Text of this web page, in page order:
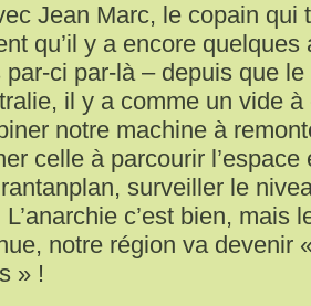
Jean Marc, le copain qui
qu’il y a encore quelques
par-ci par-là – depuis que
il y a comme un vide à
notre machine à
celle à parcourir l’espace
surveiller le
c’est bien, mais
notre région va devenir
» !